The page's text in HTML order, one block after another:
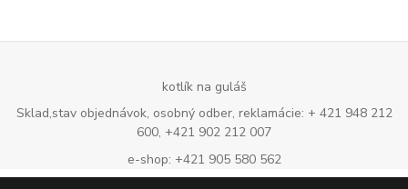
kotlík na guláš
Sklad,stav objednávok, osobný odber, reklamácie: + 421 948 212
600, +421 902 212 007
e-shop: +421 905 580 562